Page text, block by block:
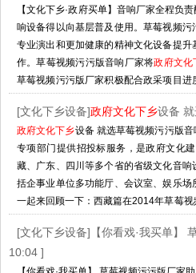
【文化下乡·政府买单】音响厂家全程负
响设备得以向基层普及使用。草莓视频
专业演出和更加健康的精神文化设备提
作。草莓视频污污版音响厂家将政府文化
草莓视频污污版厂家积极配合政采项目
http://www.nijieshipping.com/Article/
[文化下乡设备]政府文化下乡设备
政府文化下乡设备 就选草莓视频污污版
专项部门提供招投标服务，是政府文化
藏、广东、四川等多个省的省级文化音
括企事业单位多功能厅、会议室、娱乐
一起来回顾一下：西藏篇在2014年草莓
http://www.nijieshipping.com/Article/
[文化下乡设备]【你看戏·我买单】
10:04 ]